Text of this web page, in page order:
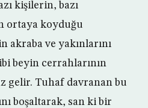
kişilerin, bazı
ortaya koyduğu
akraba ve yakınlarını
beyin cerrahlarının
gelir. Tuhaf davranan bu
boşaltarak, san ki bir